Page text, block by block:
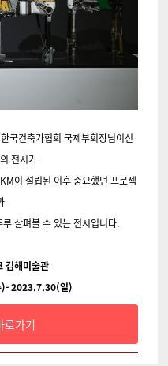
국건축가협회 국제부회장님이신
전시가
이 설립된 이후 중요했던 프로젝
살펴볼 수 있는 전시입니다.
김해미술관
2023.7.30(일)
로가기